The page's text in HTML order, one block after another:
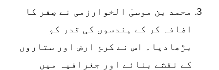
محمد بن موسیٰ الخوارزمی نے صِفر کا
اضافہ کر کے ہندسوں کی قدر کو
بڑھادیا۔ اس نے کرۂِ ارض اور ستاروں
کے نقشے بنائے اور جغرافیہ میں